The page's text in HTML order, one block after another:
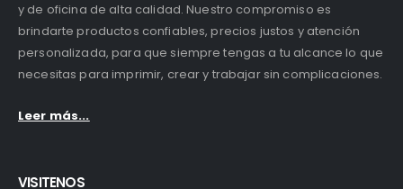
y de oficina de alta calidad. Nuestro compromiso es
brindarte productos confiables, precios justos y atención
personalizada, para que siempre tengas a tu alcance lo que
necesitas para imprimir, crear y trabajar sin complicaciones.
Leer más...
VISITENOS